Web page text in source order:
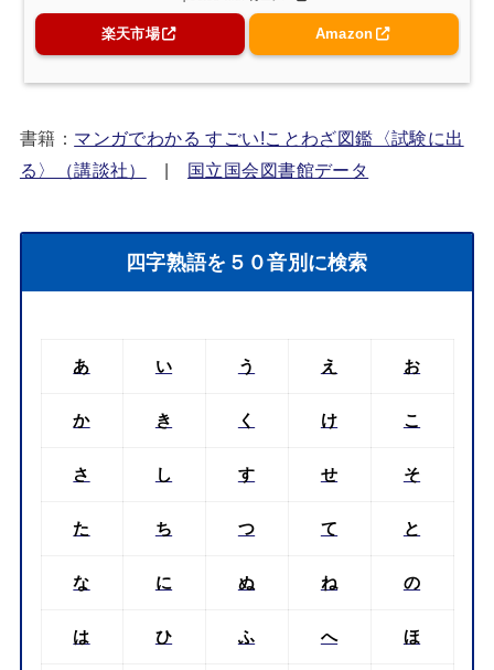
楽天市場 Amazon
書籍： マンガでわかる すごい!ことわざ図鑑〈試験に出
る〉（講談社）
| 国立国会図書館データ
四字熟語を５０音別に検索
あ い う え お
か き く け こ
さ し す せ そ
た ち つ て と
な に ぬ ね の
は ひ ふ へ ほ